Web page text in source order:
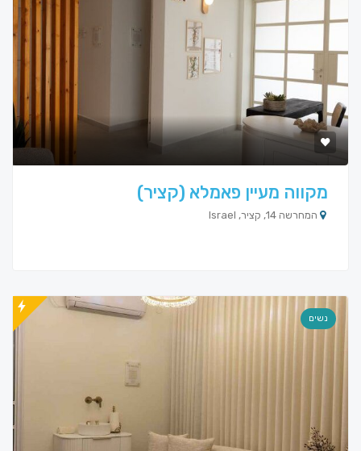
מקווה מעיין פאמלא (קציר)
המחרשה 14, קציר, Israel
נשים